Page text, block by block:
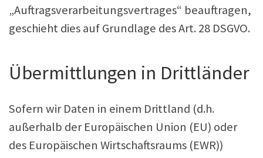
„Auftragsverarbeitungsvertrages“ beauftragen,
geschieht dies auf Grundlage des Art. 28 DSGVO.
Übermittlungen in Drittländer
Sofern wir Daten in einem Drittland (d.h.
außerhalb der Europäischen Union (EU) oder
des Europäischen Wirtschaftsraums (EWR))